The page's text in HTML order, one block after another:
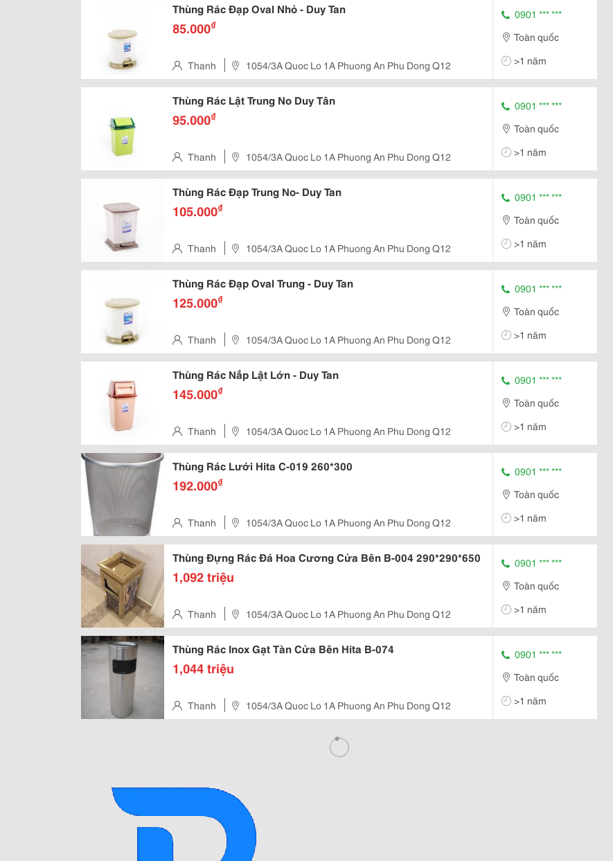
Thùng Rác Đạp Oval Nhỏ - Duy Tan
85.000₫
Thanh 1054/3A Quoc Lo 1A Phuong An Phu Dong Q12
0901 *** ***
Toàn quốc
>1 năm
Thùng Rác Lật Trung No Duy Tân
95.000₫
Thanh 1054/3A Quoc Lo 1A Phuong An Phu Dong Q12
0901 *** ***
Toàn quốc
>1 năm
Thùng Rác Đạp Trung No- Duy Tan
105.000₫
Thanh 1054/3A Quoc Lo 1A Phuong An Phu Dong Q12
0901 *** ***
Toàn quốc
>1 năm
Thùng Rác Đạp Oval Trung - Duy Tan
125.000₫
Thanh 1054/3A Quoc Lo 1A Phuong An Phu Dong Q12
0901 *** ***
Toàn quốc
>1 năm
Thùng Rác Nắp Lật Lớn - Duy Tan
145.000₫
Thanh 1054/3A Quoc Lo 1A Phuong An Phu Dong Q12
0901 *** ***
Toàn quốc
>1 năm
Thùng Rác Lưới Hita C-019 260*300
192.000₫
Thanh 1054/3A Quoc Lo 1A Phuong An Phu Dong Q12
0901 *** ***
Toàn quốc
>1 năm
Thùng Đựng Rác Đá Hoa Cương Cửa Bên B-004 290*290*650
1,092 triệu
Thanh 1054/3A Quoc Lo 1A Phuong An Phu Dong Q12
0901 *** ***
Toàn quốc
>1 năm
Thùng Rác Inox Gạt Tàn Cửa Bên Hita B-074
1,044 triệu
Thanh 1054/3A Quoc Lo 1A Phuong An Phu Dong Q12
0901 *** ***
Toàn quốc
>1 năm